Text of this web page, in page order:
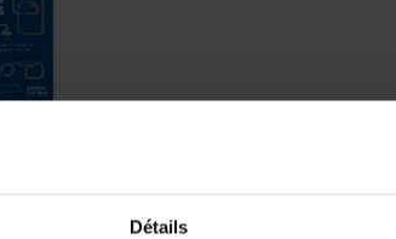
Détails
Hysteria (EN)
Develop and Implement a Winning